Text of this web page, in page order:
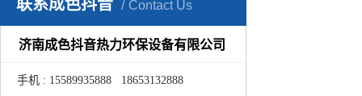
联系成色抖音 Contact Us
济南成色抖音热力环保设备有限公司
手机 : 15589935888 18653132888